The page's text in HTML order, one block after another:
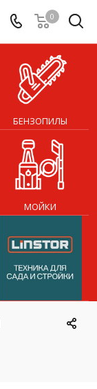
0
БЕНЗОПИЛЫ
МОЙКИ